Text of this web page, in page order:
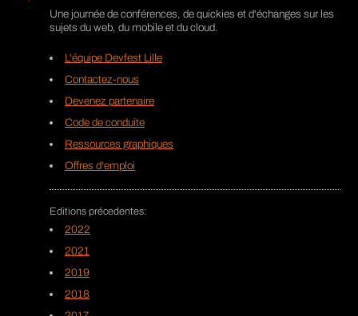
Une journée de conférences, de quickies et d'échanges sur les
sujets du web, du mobile et du cloud.
L'équipe Devfest Lille
Contactez-nous
Devenez partenaire
Code de conduite
Ressources graphiques
Offres d'emploi
2022
2021
2019
2018